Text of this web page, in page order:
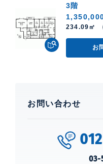
3階
234.09㎡
お
お問い合わせ
03-